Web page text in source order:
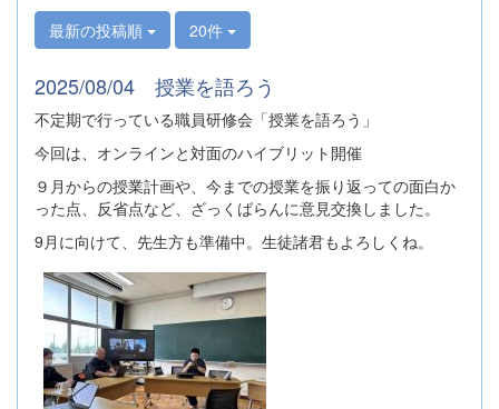
最新の投稿順 20件
2025/08/04 授業を語ろう
不定期で行っている職員研修会「授業を語ろう」
今回は、オンラインと対面のハイブリット開催
９月からの授業計画や、今までの授業を振り返っての面白か
った点、反省点など、ざっくばらんに意見交換しました。
9月に向けて、先生方も準備中。生徒諸君もよろしくね。